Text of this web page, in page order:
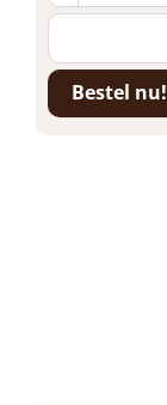
Bestel nu!